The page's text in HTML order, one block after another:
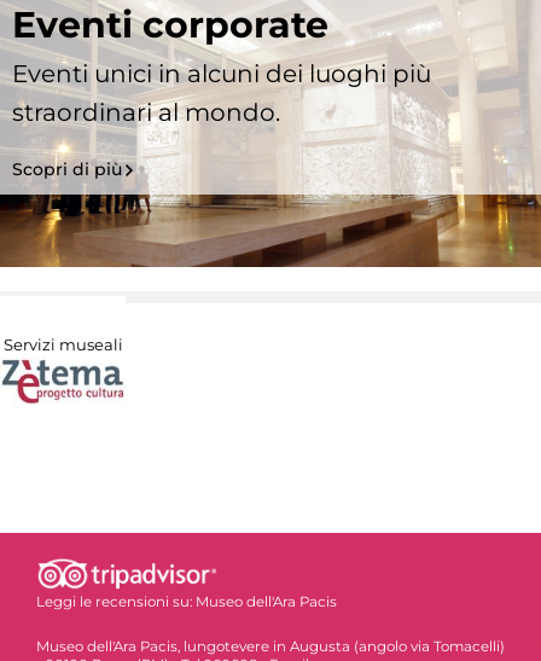
Eventi corporate
Eventi unici in alcuni dei luoghi più
straordinari al mondo.
Scopri di più
Servizi museali
Leggi le recensioni su: Museo dell'Ara Pacis
Museo dell'Ara Pacis, lungotevere in Augusta (angolo via Tomacelli)